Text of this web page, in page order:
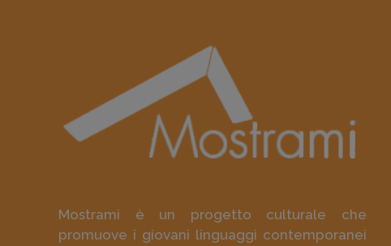
Mostrami è un progetto culturale che
promuove i giovani linguaggi contemporanei